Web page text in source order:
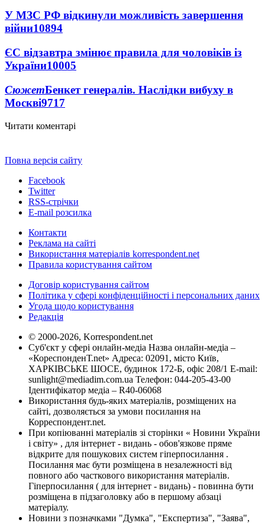
У МЗС РФ відкинули можливість завершення
війни10894
ЄС відзавтра змінює правила для чоловіків із
України10005
СюжетБенкет генералів. Наслідки вибуху в
Москві9717
Читати коментарі
Повна версія сайту
Facebook
Twitter
RSS-стрічки
E-mail розсилка
Контакти
Реклама на сайті
Використання матеріалів korrespondent.net
Правила користування сайтом
Договір користування сайтом
Політика у сфері конфіденційності і персональних даних
Угода щодо користування
Редакція
© 2000-2026, Korrespondent.net
Суб'єкт у сфері онлайн-медіа Назва онлайн-медіа –
«КореспонденТ.net» Адреса: 02091, місто Київ,
ХАРКІВСЬКЕ ШОСЕ, будинок 172-Б, офіс 208/1 E-mail:
sunlight@mediadim.com.ua Телефон: 044-205-43-00
Ідентифікатор медіа – R40-06068
Використання будь-яких матеріалів, розміщених на
сайті, дозволяється за умови посилання на
Корреспондент.net.
При копіюванні матеріалів зі сторінки « Новини України
і світу» , для інтернет - видань - обов'язкове пряме
відкрите для пошукових систем гіперпосилання .
Посилання має бути розміщена в незалежності від
повного або часткового використання матеріалів.
Гіперпосилання ( для інтернет - видань) - повинна бути
розміщена в підзаголовку або в першому абзаці
матеріалу.
Новини з позначками "Думка", "Експертиза", "Заява",